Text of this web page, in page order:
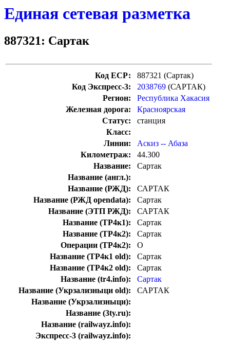
Единая сетевая разметка
887321: Сартак
Код ЕСР:
887321 (Сартак)
Код Экспресс-3:
2038769 (САРТАК)
Регион:
Республика Хакасия
Железная дорога:
Красноярская
Статус:
станция
Класс:
Линии:
Аскиз -- Абаза
Километраж:
44.300
Название:
Сартак
Название (англ.):
Название (РЖД):
САРТАК
Название (РЖД opendata):
Сартак
Название (ЭТП РЖД):
САРТАК
Название (ТР4к1):
Сартак
Название (ТР4к2):
Сартак
Операции (ТР4к2):
О
Название (ТР4к1 old):
Сартак
Название (ТР4к2 old):
Сартак
Название (tr4.info):
Сартак
Название (Укрзализныци old):
САРТАК
Название (Укрзализныци):
Название (3ty.ru):
Название (railwayz.info):
Экспресс-3 (railwayz.info):